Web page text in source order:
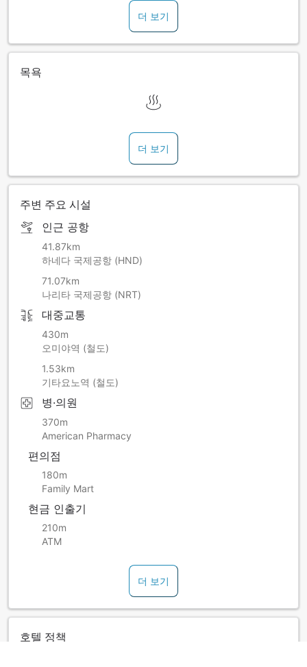
더 보기
목욕
더 보기
주변 주요 시설
인근 공항
41.87km
하네다 국제공항 (HND)
71.07km
나리타 국제공항 (NRT)
대중교통
430m
오미야역 (철도)
1.53km
기타요노역 (철도)
병·의원
370m
American Pharmacy
편의점
180m
Family Mart
현금 인출기
210m
ATM
더 보기
호텔 정책